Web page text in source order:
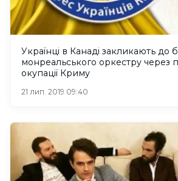
Українці в Канаді закликають до
монреальського оркестру через
окупації Криму
21 лип. 2019 09:40